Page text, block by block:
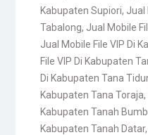
Kabupaten Supiori, Jual
Tabalong, Jual Mobile
Jual Mobile File VIP Di
File VIP Di Kabupaten
Di Kabupaten Tana
Kabupaten Tana Toraja,
Kabupaten Tanah
Kabupaten Tanah Datar,